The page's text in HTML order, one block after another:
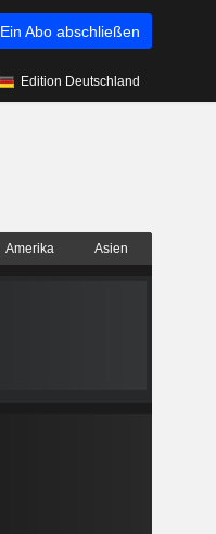
Ein Abo abschließen
Edition Deutschland
Amerika Asien